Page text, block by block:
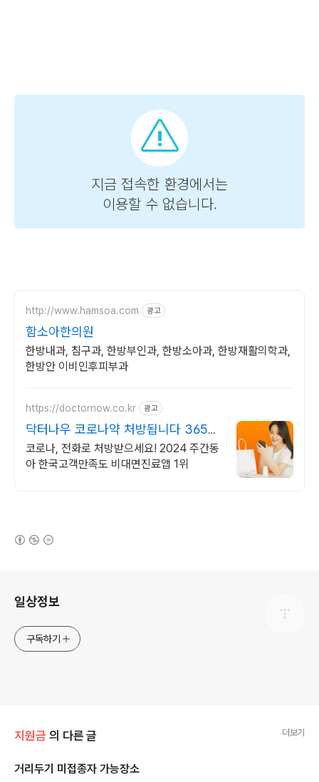
http://www.hamsoa.com 광고
함소아한의원
한방내과, 침구과, 한방부인과, 한방소아과, 한방재활의학과,
한방안 이비인후피부과
https://doctornow.co.kr 광고
닥터나우 코로나약 처방됩니다 365일
24시간 진료가능
코로나, 전화로 처방받으세요! 2024 주간동
아 한국고객만족도 비대면진료앱 1위
일상정보
구독하기
지원금 의 다른 글 더보기
거리두기 미접종자 가능장소